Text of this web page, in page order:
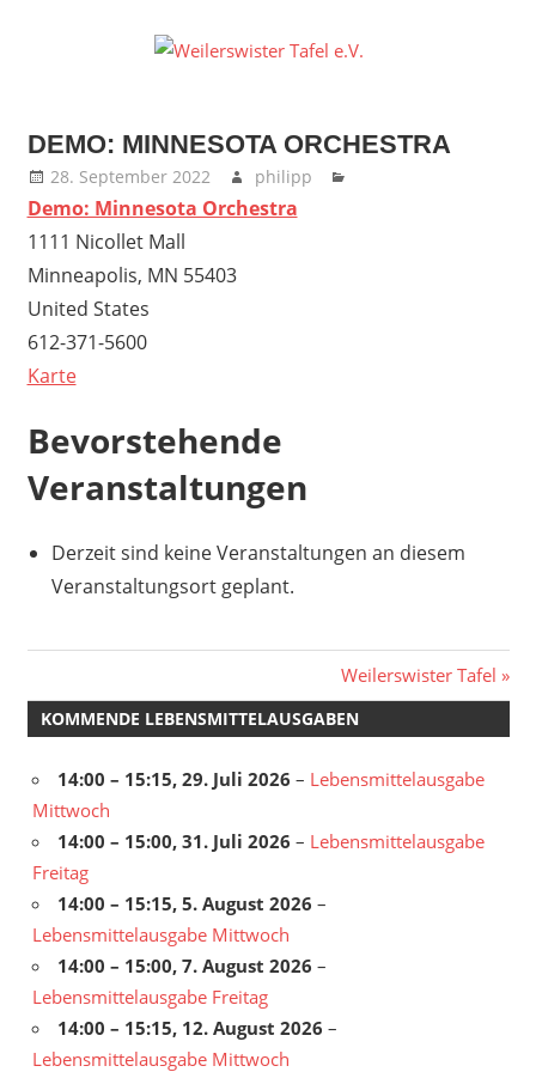
e.V.
DEMO: MINNESOTA ORCHESTRA
28. September 2022 philipp
Demo: Minnesota Orchestra
1111 Nicollet Mall
Minneapolis, MN 55403
United States
612-371-5600
KarteDemo:
Orchestra
Bevorstehende
Veranstaltungen
Derzeit sind keine Veranstaltungen an diesem
Veranstaltungsort geplant.
BeitragsnavigationNächster
Beitrag:
Weilerswister Tafel
KOMMENDE LEBENSMITTELAUSGABEN
14:00 – 15:15, 29. Juli 2026 – Lebensmittelausgabe
Mittwoch
14:00 – 15:00, 31. Juli 2026 – Lebensmittelausgabe
Freitag
14:00 – 15:15, 5. August 2026 –
Lebensmittelausgabe Mittwoch
14:00 – 15:00, 7. August 2026 –
Lebensmittelausgabe Freitag
14:00 – 15:15, 12. August 2026 –
Lebensmittelausgabe Mittwoch